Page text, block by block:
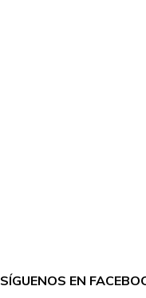
SÍGUENOS EN